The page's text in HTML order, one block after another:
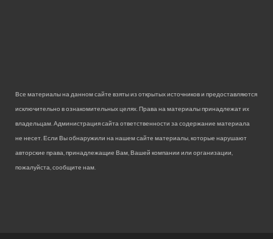
Все материалы на данном сайте взяты из открытых источников и предоставляются
исключительно в ознакомительных целях. Права на материалы принадлежат их
владельцам. Администрация сайта ответственности за содержание материала
не несет. Если Вы обнаружили на нашем сайте материалы, которые нарушают
авторские права, принадлежащие Вам, Вашей компании или организации,
пожалуйста, сообщите нам.